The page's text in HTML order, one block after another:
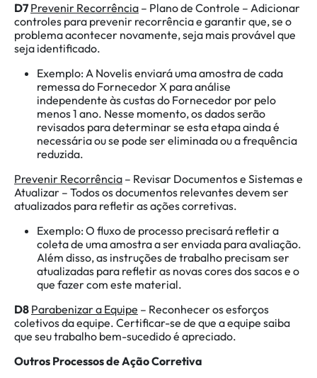
D7 Prevenir Recorrência – Plano de Controle – Adicionar
controles para prevenir recorrência e garantir que, se o
problema acontecer novamente, seja mais provável que
seja identificado.
Exemplo: A Novelis enviará uma amostra de cada
remessa do Fornecedor X para análise
independente às custas do Fornecedor por pelo
menos 1 ano. Nesse momento, os dados serão
revisados para determinar se esta etapa ainda é
necessária ou se pode ser eliminada ou a frequência
reduzida.
Prevenir Recorrência – Revisar Documentos e Sistemas e
Atualizar – Todos os documentos relevantes devem ser
atualizados para refletir as ações corretivas.
Exemplo: O fluxo de processo precisará refletir a
coleta de uma amostra a ser enviada para avaliação.
Além disso, as instruções de trabalho precisam ser
atualizadas para refletir as novas cores dos sacos e o
que fazer com este material.
D8 Parabenizar a Equipe – Reconhecer os esforços
coletivos da equipe. Certificar-se de que a equipe saiba
que seu trabalho bem-sucedido é apreciado.
Outros Processos de Ação Corretiva